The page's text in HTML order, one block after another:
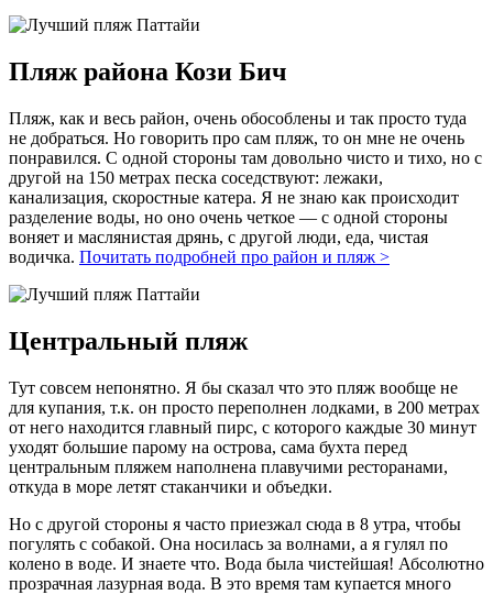
Пляж района Кози Бич
Пляж, как и весь район, очень обособлены и так просто туда
не добраться. Но говорить про сам пляж, то он мне не очень
понравился. С одной стороны там довольно чисто и тихо, но с
другой на 150 метрах песка соседствуют: лежаки,
канализация, скоростные катера. Я не знаю как происходит
разделение воды, но оно очень четкое — с одной стороны
воняет и маслянистая дрянь, с другой люди, еда, чистая
водичка. Почитать подробней про район и пляж >
Центральный пляж
Тут совсем непонятно. Я бы сказал что это пляж вообще не
для купания, т.к. он просто переполнен лодками, в 200 метрах
от него находится главный пирс, с которого каждые 30 минут
уходят большие парому на острова, сама бухта перед
центральным пляжем наполнена плавучими ресторанами,
откуда в море летят стаканчики и объедки.
Но с другой стороны я часто приезжал сюда в 8 утра, чтобы
погулять с собакой. Она носилась за волнами, а я гулял по
колено в воде. И знаете что. Вода была чистейшая! Абсолютно
прозрачная лазурная вода. В это время там купается много